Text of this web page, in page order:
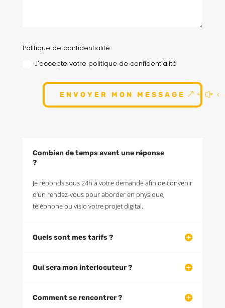
Politique de confidentialité
J'accepte votre politique de confidentialité
ENVOYER MON MESSAGE
Combien de temps avant une réponse
?
Je réponds sous 24h à votre demande afin de convenir
d’un rendez-vous pour aborder en physique,
téléphone ou visio votre projet digital.
Quels sont mes tarifs ?
Qui sera mon interlocuteur ?
Comment se rencontrer ?